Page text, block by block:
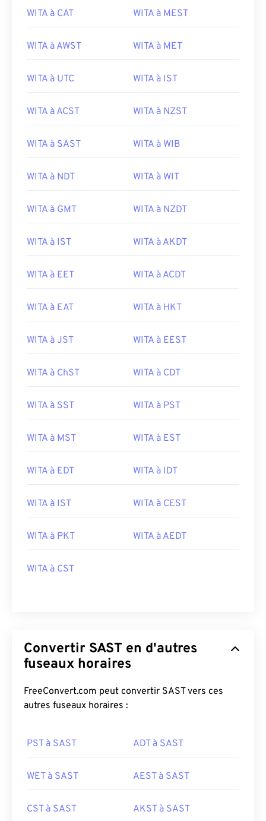
WITA à CAT WITA à MEST
WITA à AWST WITA à MET
WITA à UTC WITA à IST
WITA à ACST WITA à NZST
WITA à SAST WITA à WIB
WITA à NDT WITA à WIT
WITA à GMT WITA à NZDT
WITA à IST WITA à AKDT
WITA à EET WITA à ACDT
WITA à EAT WITA à HKT
WITA à JST WITA à EEST
WITA à ChST WITA à CDT
WITA à SST WITA à PST
WITA à MST WITA à EST
WITA à EDT WITA à IDT
WITA à IST WITA à CEST
WITA à PKT WITA à AEDT
WITA à CST
Convertir SAST en d'autres
fuseaux horaires
FreeConvert.com peut convertir SAST vers ces
autres fuseaux horaires :
PST à SAST ADT à SAST
WET à SAST AEST à SAST
CST à SAST AKST à SAST